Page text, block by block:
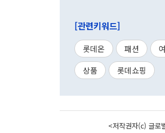
[관련키워드]
롯데온 패션
상품
롯데쇼핑
<저작권자(c) 글로